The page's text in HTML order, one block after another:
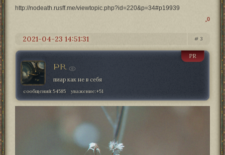
http://nodeath.rusff.me/viewtopic.php?id=220&p=34#p19939
0
3
2021-04-23 14:51:31
PR
PR
пиар как не в себя
сообщений:54585 уважение:+51